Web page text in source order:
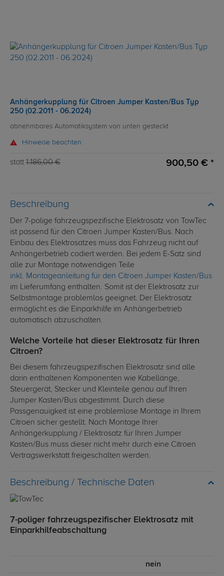
Anhängerkupplung für Citroen Jumper Kasten/Bus Typ
250 (02.2011 - 06.2024)
abnehmbares Automatiksystem von unten gesteckt
Hinweise beachten
statt 1.186,00 € 900,50 € *
Beschreibung
Der 7-polige fahrzeugspezifische Elektrosatz von TowTec
ist passend für den Citroen Jumper Kasten/Bus. Nach
Einbau des Elektrosatzes muss das Fahrzeug nicht auf
Anhängerbetrieb codiert werden. Bei jedem E-Satz sind
alle zur Montage notwendigen Teile
inkl. Montageanleitung für den Citroen Jumper Kasten/Bus
im Lieferumfang enthalten. Somit ist der Elektrosatz zur
Selbstmontage problemlos geeignet. Der Elektrosatz
ermöglicht es die Einparkhilfe im Anhängerbetrieb
automatisch abzuschalten.
Welche Vorteile hat dieser Elektrosatz für Ihren
Citroen?
Bei diesem fahrzeugspezifischen Elektrosatz sind alle
darin enthaltenen Komponenten wie Kabellänge,
Steuergerät, Stecker und Kleinteile genau auf Ihren
Jumper Kasten/Bus abgestimmt. Durch diese
Passgenauigkeit ist eine problemlose Montage in Ihrem
Citroen sicher gestellt. Nach Montage Ihrer
Anhängerkupplung / Elektrosatz für Ihren Jumper
Kasten/Bus muss dieser nicht mehr durch eine Citroen
Vertragswerkstatt freigeschalten werden.
Technische Daten
7-poliger fahrzeugspezifischer Elektrosatz mit
Einparkhilfeabschaltung
nein